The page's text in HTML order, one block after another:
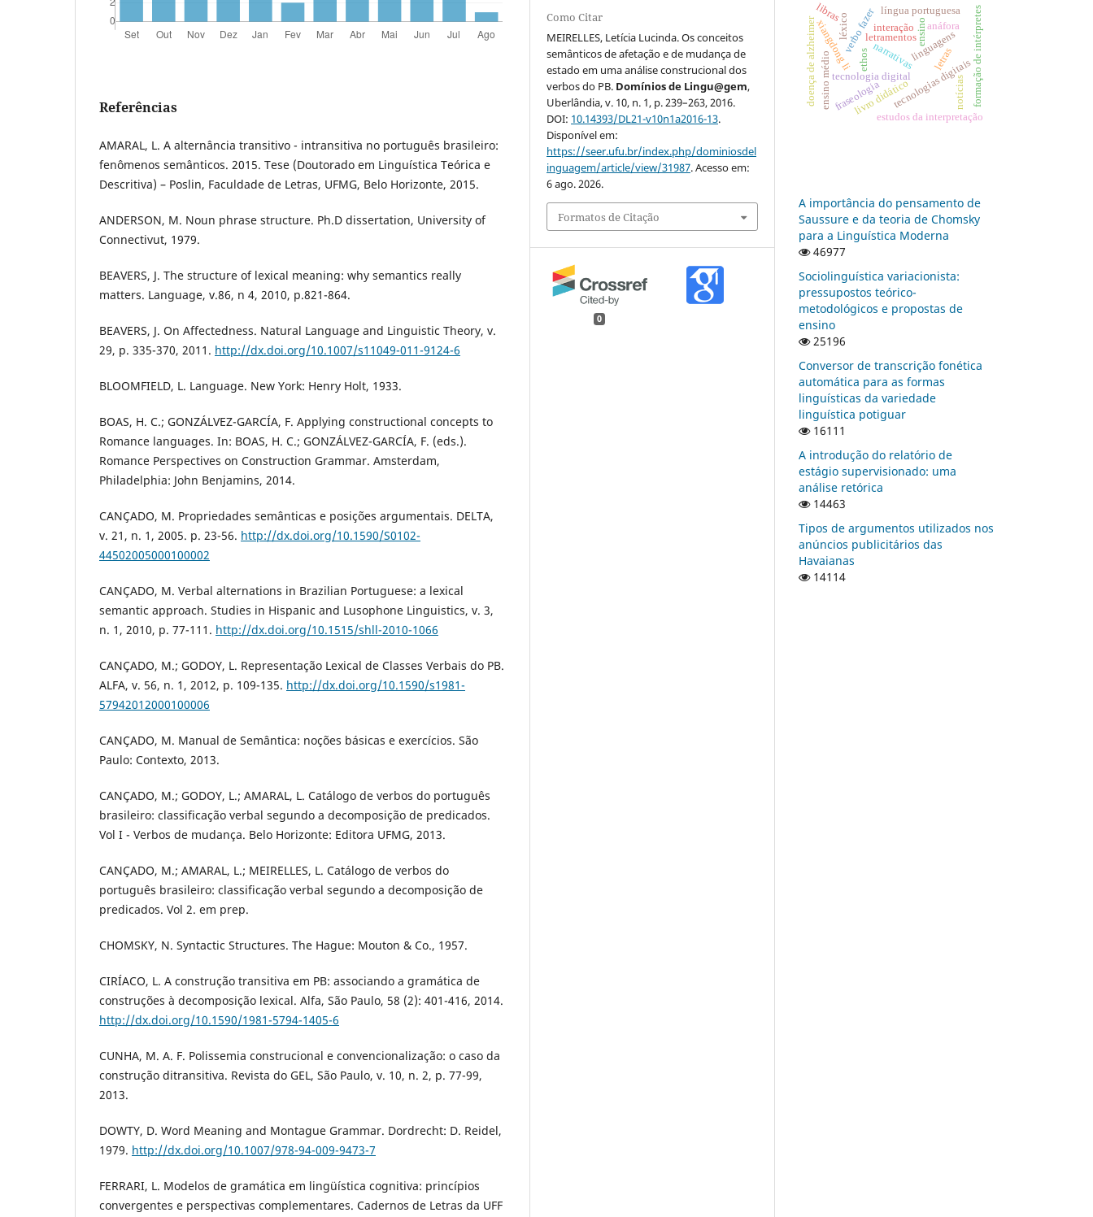
Referências
AMARAL, L. A alternância transitivo - intransitiva no português brasileiro:
fenômenos semânticos. 2015. Tese (Doutorado em Linguística Teórica e
Descritiva) – Poslin, Faculdade de Letras, UFMG, Belo Horizonte, 2015.
ANDERSON, M. Noun phrase structure. Ph.D dissertation, University of
Connectivut, 1979.
BEAVERS, J. The structure of lexical meaning: why semantics really
matters. Language, v.86, n 4, 2010, p.821-864.
BEAVERS, J. On Affectedness. Natural Language and Linguistic Theory, v.
29, p. 335-370, 2011. http://dx.doi.org/10.1007/s11049-011-9124-6
BLOOMFIELD, L. Language. New York: Henry Holt, 1933.
BOAS, H. C.; GONZÁLVEZ-GARCÍA, F. Applying constructional concepts to
Romance languages. In: BOAS, H. C.; GONZÁLVEZ-GARCÍA, F. (eds.).
Romance Perspectives on Construction Grammar. Amsterdam,
Philadelphia: John Benjamins, 2014.
CANÇADO, M. Propriedades semânticas e posições argumentais. DELTA,
v. 21, n. 1, 2005. p. 23-56. http://dx.doi.org/10.1590/S0102-
44502005000100002
CANÇADO, M. Verbal alternations in Brazilian Portuguese: a lexical
semantic approach. Studies in Hispanic and Lusophone Linguistics, v. 3,
n. 1, 2010, p. 77-111. http://dx.doi.org/10.1515/shll-2010-1066
CANÇADO, M.; GODOY, L. Representação Lexical de Classes Verbais do PB.
ALFA, v. 56, n. 1, 2012, p. 109-135. http://dx.doi.org/10.1590/s1981-
57942012000100006
CANÇADO, M. Manual de Semântica: noções básicas e exercícios. São
Paulo: Contexto, 2013.
CANÇADO, M.; GODOY, L.; AMARAL, L. Catálogo de verbos do português
brasileiro: classificação verbal segundo a decomposição de predicados.
Vol I - Verbos de mudança. Belo Horizonte: Editora UFMG, 2013.
CANÇADO, M.; AMARAL, L.; MEIRELLES, L. Catálogo de verbos do
português brasileiro: classificação verbal segundo a decomposição de
predicados. Vol 2. em prep.
CHOMSKY, N. Syntactic Structures. The Hague: Mouton & Co., 1957.
CIRÍACO, L. A construção transitiva em PB: associando a gramática de
construções à decomposição lexical. Alfa, São Paulo, 58 (2): 401-416, 2014.
http://dx.doi.org/10.1590/1981-5794-1405-6
CUNHA, M. A. F. Polissemia construcional e convencionalização: o caso da
construção ditransitiva. Revista do GEL, São Paulo, v. 10, n. 2, p. 77-99,
2013.
DOWTY, D. Word Meaning and Montague Grammar. Dordrecht: D. Reidel,
1979. http://dx.doi.org/10.1007/978-94-009-9473-7
FERRARI, L. Modelos de gramática em lingüística cognitiva: princípios
convergentes e perspectivas complementares. Cadernos de Letras da UFF
Como Citar
MEIRELLES, Letícia Lucinda. Os conceitos
semânticos de afetação e de mudança de
estado em uma análise construcional dos
verbos do PB. Domínios de Lingu@gem,
Uberlândia, v. 10, n. 1, p. 239–263, 2016.
DOI: 10.14393/DL21-v10n1a2016-13.
Disponível em:
https://seer.ufu.br/index.php/dominiosdel
inguagem/article/view/31987. Acesso em:
6 ago. 2026.
Formatos de Citação
0
linguagens
letramentosensino
tecnologia digitaltecnologias digitais
xiangdong li
estudos da interpretação
formação de intérpretes
doença de alzheimer narrativas
interação
verbo fazer anáfora
livro didático
ensino médio
língua portuguesa
ethos
fraseologia
léxico
libras
notícias
letras
A importância do pensamento de
Saussure e da teoria de Chomsky
para a Linguística Moderna
46977
Sociolinguística variacionista:
pressupostos teórico-
metodológicos e propostas de
ensino
25196
Conversor de transcrição fonética
automática para as formas
linguísticas da variedade
linguística potiguar
16111
A introdução do relatório de
estágio supervisionado: uma
análise retórica
14463
Tipos de argumentos utilizados nos
anúncios publicitários das
Havaianas
14114